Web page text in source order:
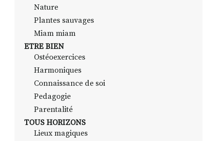
Nature
Plantes sauvages
Miam miam
ETRE BIEN
Ostéoexercices
Harmoniques
Connaissance de soi
Pedagogie
Parentalité
TOUS HORIZONS
Lieux magiques